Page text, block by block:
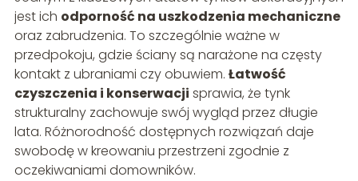
jest ich odporność na uszkodzenia mechaniczne
oraz zabrudzenia. To szczególnie ważne w
przedpokoju, gdzie ściany są narażone na częsty
kontakt z ubraniami czy obuwiem. Łatwość
czyszczenia i konserwacji sprawia, że tynk
strukturalny zachowuje swój wygląd przez długie
lata. Różnorodność dostępnych rozwiązań daje
swobodę w kreowaniu przestrzeni zgodnie z
oczekiwaniami domowników.